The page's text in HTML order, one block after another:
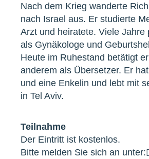
Nach dem Krieg wanderte
nach Israel aus. Er studierte
Arzt und heiratete. Viele Jahre
als Gynäkologe und
Heute im Ruhestand betätigt
anderem als Übersetzer. Er
und eine Enkelin und lebt mit
in Tel Aviv.
Teilnahme
Der Eintritt ist kostenlos.
Bitte melden Sie sich an unter: